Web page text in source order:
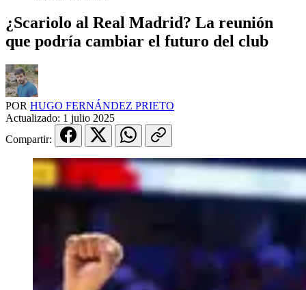
¿Scariolo al Real Madrid? La reunión
que podría cambiar el futuro del club
POR HUGO FERNÁNDEZ PRIETO
Actualizado: 1 julio 2025
Compartir: